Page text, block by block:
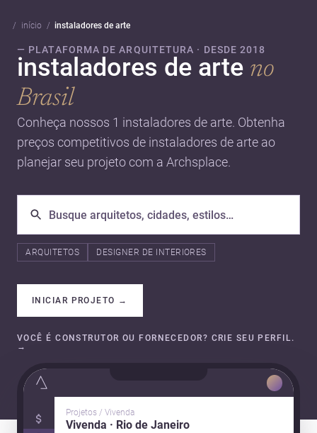
início instaladores de arte
— PLATAFORMA DE ARQUITETURA · DESDE 2018
instaladores de arte no
Brasil
Conheça nossos 1 instaladores de arte. Obtenha
preços competitivos de instaladores de arte ao
planejar seu projeto com a Archsplace.
ARQUITETOS DESIGNER DE INTERIORES
INICIAR PROJETO →
VOCÊ É CONSTRUTOR OU FORNECEDOR? CRIE SEU PERFIL.
→
Projetos / Vivenda
Vivenda · Rio de Janeiro